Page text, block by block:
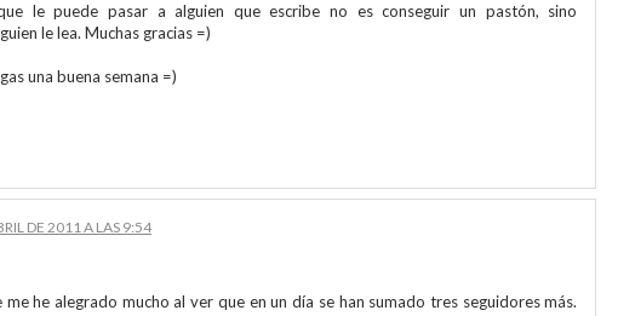
le puede pasar a alguien que escribe no es conseguir un pastón, sino
le lea. Muchas gracias =)
una buena semana =)
DE 2011 A LAS 9:54
me he alegrado mucho al ver que en un día se han sumado tres seguidores más.